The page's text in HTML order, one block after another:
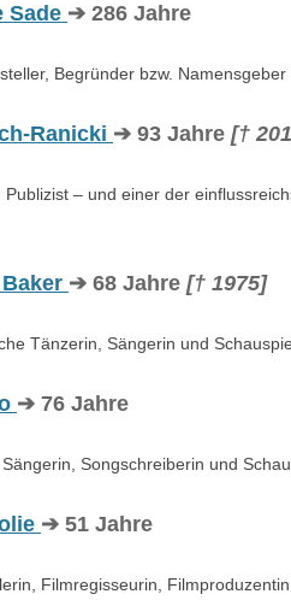
Sade ➔ 286 Jahre
Begründer bzw.
Ranicki ➔ 93 Jahre [†
– und einer der
➔ 68 Jahre [† 1975]
Tänzerin, Sängerin und
➔ 76 Jahre
Songschreiberin und
➔ 51 Jahre
Filmregisseurin,